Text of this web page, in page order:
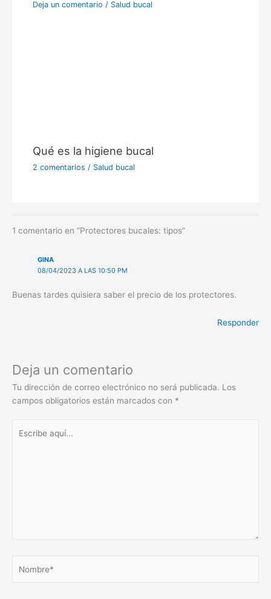
Deja un comentario / Salud bucal
Qué es la higiene bucal
2 comentarios / Salud bucal
1 comentario en “Protectores bucales: tipos”
GINA
08/04/2023 A LAS 10:50 PM
Buenas tardes quisiera saber el precio de los protectores.
Responder
Deja un comentario
Tu dirección de correo electrónico no será publicada. Los
campos obligatorios están marcados con *
aquí...